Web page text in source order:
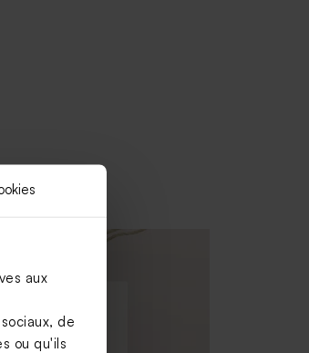
aux
de
ou qu'ils
à dragées communion en
eucalyptus